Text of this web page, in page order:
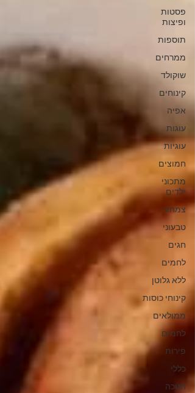
פסטות
ופיצות
תוספות
ממרחים
שוקולד
קינוחים
אפיה
עוגות
עוגיות
חמוצים
מתכוני
ילדים
צמחוני
טבעוני
חגים
לחמים
ללא גלוטן
קינוחי כוסות
ממולאים
לחמים
פירות
כללי
חנוכה